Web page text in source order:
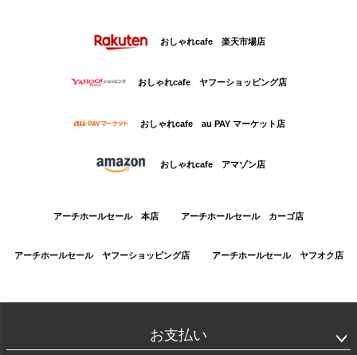
おしゃれcafe 楽天市場店
おしゃれcafe ヤフーショッピング店
おしゃれcafe au PAY マーケット店
おしゃれcafe アマゾン店
アーチホールセール 本店 アーチホールセール カーゴ店
アーチホールセール ヤフーショッピング店 アーチホールセール ヤフオク店
お支払い